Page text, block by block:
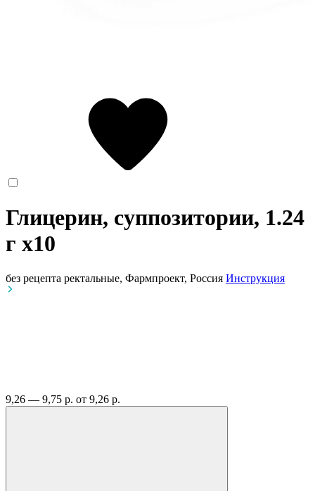
Глицерин, суппозитории, 1.24
г x10
без рецепта ректальные, Фармпроект, Россия Инструкция
9,26 — 9,75 р. от 9,26 р.